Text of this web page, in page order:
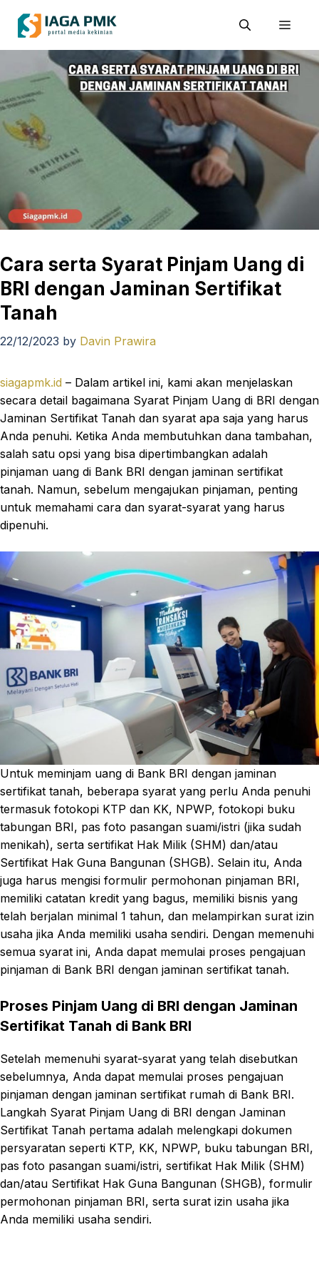
Cara serta Syarat Pinjam Uang di
BRI dengan Jaminan Sertifikat
Tanah
22/12/2023 by Davin Prawira
siagapmk.id – Dalam artikel ini, kami akan menjelaskan
secara detail bagaimana Syarat Pinjam Uang di BRI dengan
Jaminan Sertifikat Tanah dan syarat apa saja yang harus
Anda penuhi. Ketika Anda membutuhkan dana tambahan,
salah satu opsi yang bisa dipertimbangkan adalah
pinjaman uang di Bank BRI dengan jaminan sertifikat
tanah. Namun, sebelum mengajukan pinjaman, penting
untuk memahami cara dan syarat-syarat yang harus
dipenuhi.
Untuk meminjam uang di Bank BRI dengan jaminan
sertifikat tanah, beberapa syarat yang perlu Anda penuhi
termasuk fotokopi KTP dan KK, NPWP, fotokopi buku
tabungan BRI, pas foto pasangan suami/istri (jika sudah
menikah), serta sertifikat Hak Milik (SHM) dan/atau
Sertifikat Hak Guna Bangunan (SHGB). Selain itu, Anda
juga harus mengisi formulir permohonan pinjaman BRI,
memiliki catatan kredit yang bagus, memiliki bisnis yang
telah berjalan minimal 1 tahun, dan melampirkan surat izin
usaha jika Anda memiliki usaha sendiri. Dengan memenuhi
semua syarat ini, Anda dapat memulai proses pengajuan
pinjaman di Bank BRI dengan jaminan sertifikat tanah.
Proses Pinjam Uang di BRI dengan Jaminan
Sertifikat Tanah di Bank BRI
Setelah memenuhi syarat-syarat yang telah disebutkan
sebelumnya, Anda dapat memulai proses pengajuan
pinjaman dengan jaminan sertifikat rumah di Bank BRI.
Langkah Syarat Pinjam Uang di BRI dengan Jaminan
Sertifikat Tanah pertama adalah melengkapi dokumen
persyaratan seperti KTP, KK, NPWP, buku tabungan BRI,
pas foto pasangan suami/istri, sertifikat Hak Milik (SHM)
dan/atau Sertifikat Hak Guna Bangunan (SHGB), formulir
permohonan pinjaman BRI, serta surat izin usaha jika
Anda memiliki usaha sendiri.